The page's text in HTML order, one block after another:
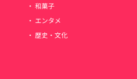
和菓子
エンタメ
歴史・文化